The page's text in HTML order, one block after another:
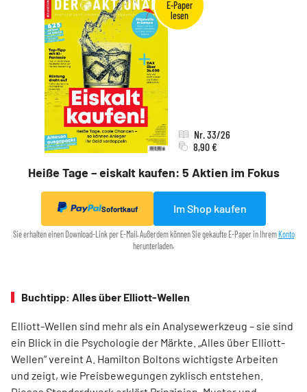
Heiße Tage – eiskalt kaufen: 5 Aktien im Fokus
Nr. 33/26
8,90 €
Sofortkauf Im Shop kaufen
Sie erhalten einen Download-Link per E-Mail. Außerdem können Sie gekaufte E-Paper in Ihrem Konto
herunterladen.
Buchtipp: Alles über Elliott-Wellen
Elliott-Wellen sind mehr als ein Analysewerkzeug – sie sind
ein Blick in die Psychologie der Märkte. „Alles über Elliott-
Wellen“ vereint A. Hamilton Boltons wichtigste Arbeiten
und zeigt, wie Preisbewegungen zyklisch entstehen.